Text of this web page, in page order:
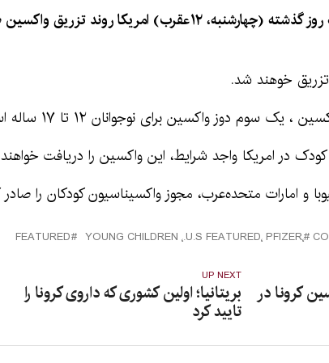
خبرگزاری رویترز گزارش کرده است که روز گذشته (چهارشنبه، ۱۲عقرب) امریکا
سوم دوز واکسین برای نوجوانان ۱۲ تا ۱۷ ساله است.
و امارات متحده‌عرب، مجوز واکسیناسیون کودکان را صادر
FEATURED
UP NEXT
بریتانیا؛ اولین کشوری که داروی کرونا را
تایید کرد
کرونا در